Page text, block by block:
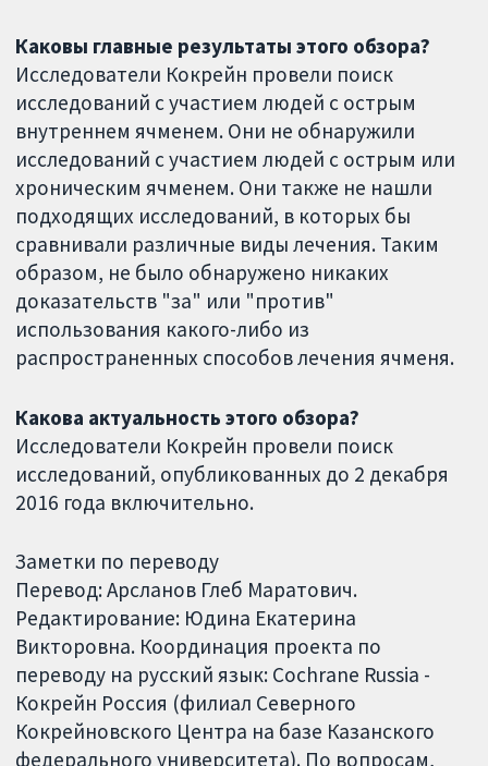
Каковы главные результаты этого обзора?
Исследователи Кокрейн провели поиск
исследований с участием людей с острым
внутреннем ячменем. Они не обнаружили
исследований с участием людей с острым или
хроническим ячменем. Они также не нашли
подходящих исследований, в которых бы
сравнивали различные виды лечения. Таким
образом, не было обнаружено никаких
доказательств "за" или "против"
использования какого-либо из
распространенных способов лечения ячменя.
Какова актуальность этого обзора?
Исследователи Кокрейн провели поиск
исследований, опубликованных до 2 декабря
2016 года включительно.
Заметки по переводу
Перевод: Арсланов Глеб Маратович.
Редактирование: Юдина Екатерина
Викторовна. Координация проекта по
переводу на русский язык: Cochrane Russia -
Кокрейн Россия (филиал Северного
Кокрейновского Центра на базе Казанского
федерального университета). По вопросам,